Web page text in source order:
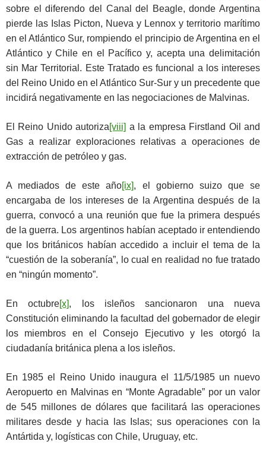
sobre el diferendo del Canal del Beagle, donde Argentina
pierde las Islas Picton, Nueva y Lennox y territorio marítimo
en el Atlántico Sur, rompiendo el principio de Argentina en el
Atlántico y Chile en el Pacífico y, acepta una delimitación
sin Mar Territorial. Este Tratado es funcional a los intereses
del Reino Unido en el Atlántico Sur-Sur y un precedente que
incidirá negativamente en las negociaciones de Malvinas.
El Reino Unido autoriza[viii] a la empresa Firstland Oil and
Gas a realizar exploraciones relativas a operaciones de
extracción de petróleo y gas.
A mediados de este año[ix], el gobierno suizo que se
encargaba de los intereses de la Argentina después de la
guerra, convocó a una reunión que fue la primera después
de la guerra. Los argentinos habían aceptado ir entendiendo
que los británicos habían accedido a incluir el tema de la
“cuestión de la soberanía”, lo cual en realidad no fue tratado
en “ningún momento”.
En octubre[x], los isleños sancionaron una nueva
Constitución eliminando la facultad del gobernador de elegir
los miembros en el Consejo Ejecutivo y les otorgó la
ciudadanía británica plena a los isleños.
En 1985 el Reino Unido inaugura el 11/5/1985 un nuevo
Aeropuerto en Malvinas en “Monte Agradable” por un valor
de 545 millones de dólares que facilitará las operaciones
militares desde y hacia las Islas; sus operaciones con la
Antártida y, logísticas con Chile, Uruguay, etc.